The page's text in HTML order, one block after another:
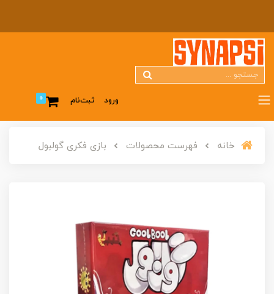
ورود ثبت‌نام 0
خانه فهرست محصولات بازی فکری گولبول